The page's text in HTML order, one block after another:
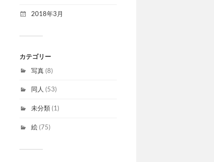
2018年3月
カテゴリー
写真 (8)
同人 (53)
未分類 (1)
絵 (75)